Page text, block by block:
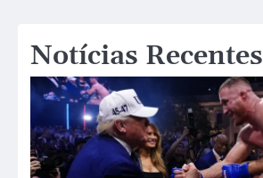
Notícias Recentes